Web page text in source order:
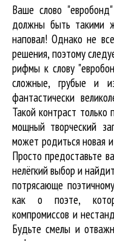
Ваше слово
должны быть такими
наповал! Однако не
решения, поэтому
рифмы к слову
сложные, грубые и
фантастически
Такой контраст
мощный творческий
может родиться новая
Просто предоставьте
нелёгкий выбор и
потрясающе
как о поэте,
компромиссов и
Будьте смелы и